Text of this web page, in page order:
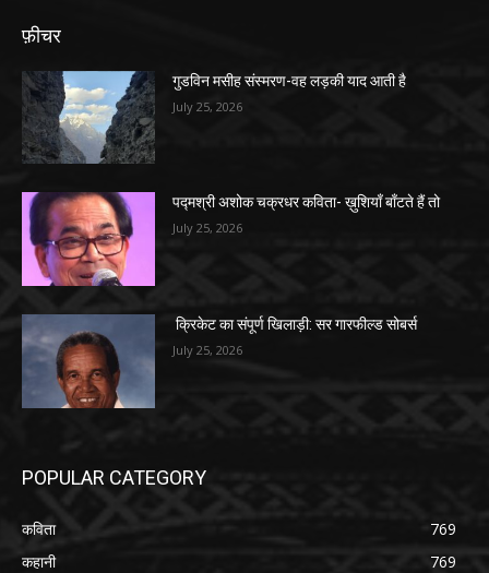
फ़ीचर
गुडविन मसीह संस्मरण-वह लड़की याद आती है
July 25, 2026
पद्मश्री अशोक चक्रधर कविता- ख़ुशियाँ बाँटते हैं तो
July 25, 2026
क्रिकेट का संपूर्ण खिलाड़ी: सर गारफील्ड सोबर्स
July 25, 2026
POPULAR CATEGORY
कविता
769
कहानी
769